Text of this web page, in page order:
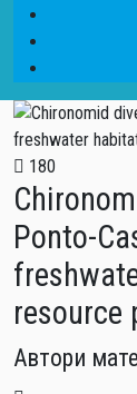
180
Ponto-
resource
Автори